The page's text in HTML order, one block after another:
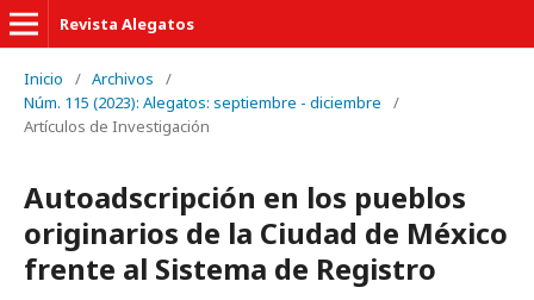
Revista Alegatos
Inicio / Archivos
/
Núm. 115 (2023): Alegatos: septiembre - diciembre
/
Artículos de Investigación
Autoadscripción en los pueblos
originarios de la Ciudad de México
frente al Sistema de Registro